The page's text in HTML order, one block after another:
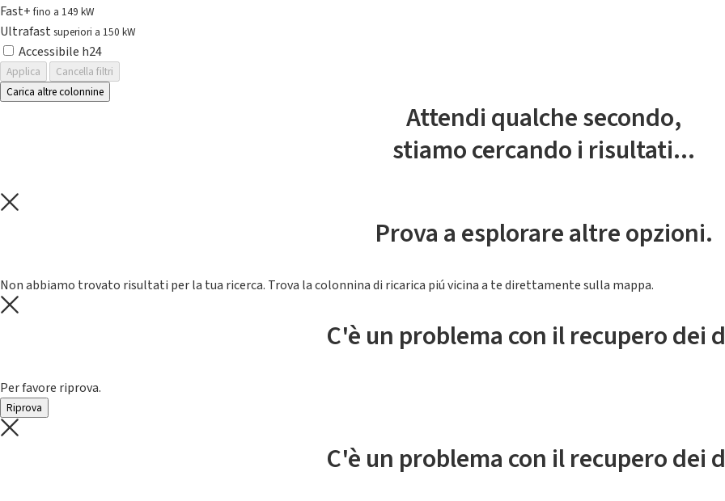
Fast+fino a 149 kW
Ultrafast superiori a 150 kW
Accessibile h24
Applica
Cancella filtri
Carica altre colonnine
Attendi qualche secondo,
stiamo cercando i risultati...
Prova a esplorare altre opzioni.
Non abbiamo trovato risultati per la tua ricerca. Trova la colonnina di ricarica piú vicina a te direttamente sulla mappa.
C'è un problema con il recupero dei
Per favore riprova.
Riprova
C'è un problema con il recupero dei